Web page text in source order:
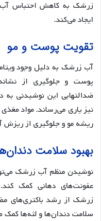
زرشک به کاهش احتباس
ایجاد می‌کند.
تقویت پوست و مو
پوست و جلوگیری از
ضدالتهابی این نوشیدنی
نیز یاری می‌رساند. مواد
ریشه مو و جلوگیری از
بهبود سلامت
نوشیدن منظم آب زرشک
عفونت‌های دهانی کمک کند.
زرشک از رشد باکتری‌های
سلامت دندان‌ها و لثه‌ها کمک